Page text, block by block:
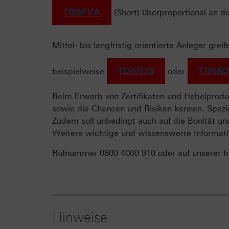
TD5FVA (Short) überproportional an
Mittel- bis langfristig orientierte Anleger
beispielweise TD6N35 oder
Beim Erwerb von Zertifikaten und
sowie die Chancen und Risiken kennen.
Zudem soll unbedingt auch auf die Bonität
Weitere wichtige und wissenswerte
Rufnummer 0800 4000 910 oder auf unserer
Hinweise